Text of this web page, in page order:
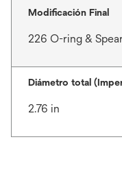
Modificación Final
226 O-ring &
Diámetro total
2.76 in